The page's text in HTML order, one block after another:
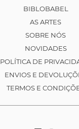
BIBLOBABEL
AS ARTES
SOBRE NÓS
NOVIDADES
POLÍTICA DE
ENVIOS E
TERMOS E